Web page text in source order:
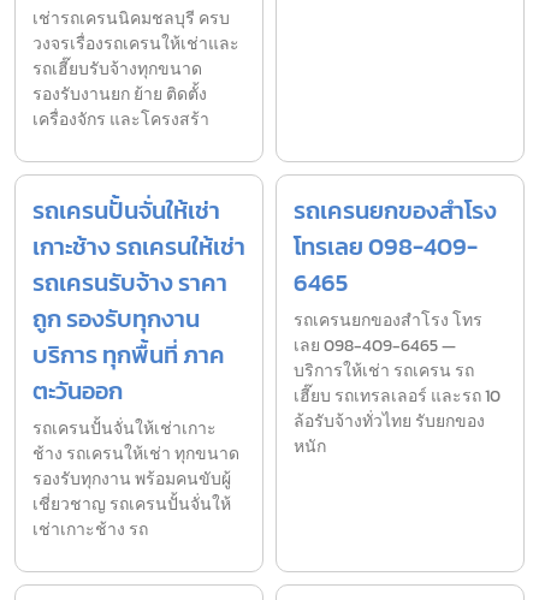
เช่ารถเครนนิคมชลบุรี ครบ
วงจรเรื่องรถเครนให้เช่าและ
รถเฮี๊ยบรับจ้างทุกขนาด
รองรับงานยก ย้าย ติดตั้ง
เครื่องจักร และโครงสร้า
รถเครนปั้นจั่นให้เช่า
เกาะช้าง รถเครนให้เช่า
รถเครนรับจ้าง ราคา
ถูก รองรับทุกงาน
บริการ ทุกพื้นที่ ภาค
ตะวันออก
รถเครนปั้นจั่นให้เช่าเกาะ
ช้าง รถเครนให้เช่า ทุกขนาด
รองรับทุกงาน พร้อมคนขับผู้
เชี่ยวชาญ รถเครนปั้นจั่นให้
เช่าเกาะช้าง รถ
รถเครนยกของสำโรง
โทรเลย 098-409-
6465
รถเครนยกของสำโรง โทร
เลย 098-409-6465 —
บริการให้เช่า รถเครน รถ
เฮี๊ยบ รถเทรลเลอร์ และรถ 10
ล้อรับจ้างทั่วไทย รับยกของ
หนัก